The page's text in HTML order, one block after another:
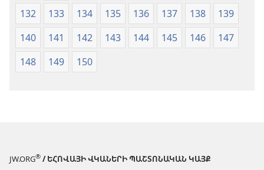
132
133 134 135 136 137 138
139
140
141 142 143 144 145 146
147
148
149 150
JW.ORG® / ԵՀՈՎԱՅԻ ՎԿԱՆԵՐԻ ՊԱՇՏՈՆԱԿԱՆ ԿԱՅՔ